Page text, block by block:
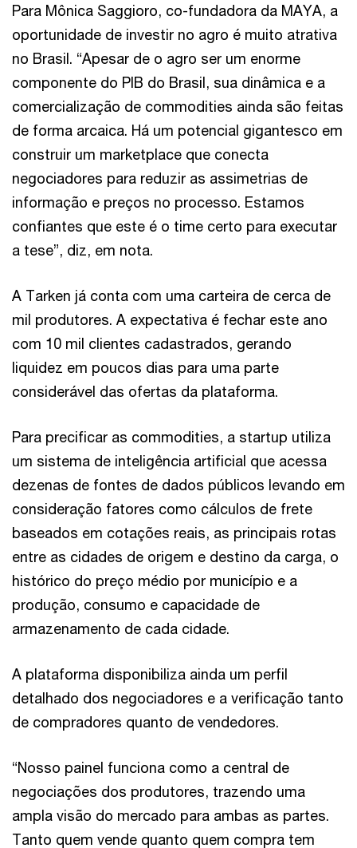
Para Mônica Saggioro, co-fundadora da MAYA, a
oportunidade de investir no agro é muito atrativa
no Brasil. “Apesar de o agro ser um enorme
componente do PIB do Brasil, sua dinâmica e a
comercialização de commodities ainda são feitas
de forma arcaica. Há um potencial gigantesco em
construir um marketplace que conecta
negociadores para reduzir as assimetrias de
informação e preços no processo. Estamos
confiantes que este é o time certo para executar
a tese”, diz, em nota.
A Tarken já conta com uma carteira de cerca de
mil produtores. A expectativa é fechar este ano
com 10 mil clientes cadastrados, gerando
liquidez em poucos dias para uma parte
considerável das ofertas da plataforma.
Para precificar as commodities, a startup utiliza
um sistema de inteligência artificial que acessa
dezenas de fontes de dados públicos levando em
consideração fatores como cálculos de frete
baseados em cotações reais, as principais rotas
entre as cidades de origem e destino da carga, o
histórico do preço médio por município e a
produção, consumo e capacidade de
armazenamento de cada cidade.
A plataforma disponibiliza ainda um perfil
detalhado dos negociadores e a verificação tanto
de compradores quanto de vendedores.
“Nosso painel funciona como a central de
negociações dos produtores, trazendo uma
ampla visão do mercado para ambas as partes.
Tanto quem vende quanto quem compra tem